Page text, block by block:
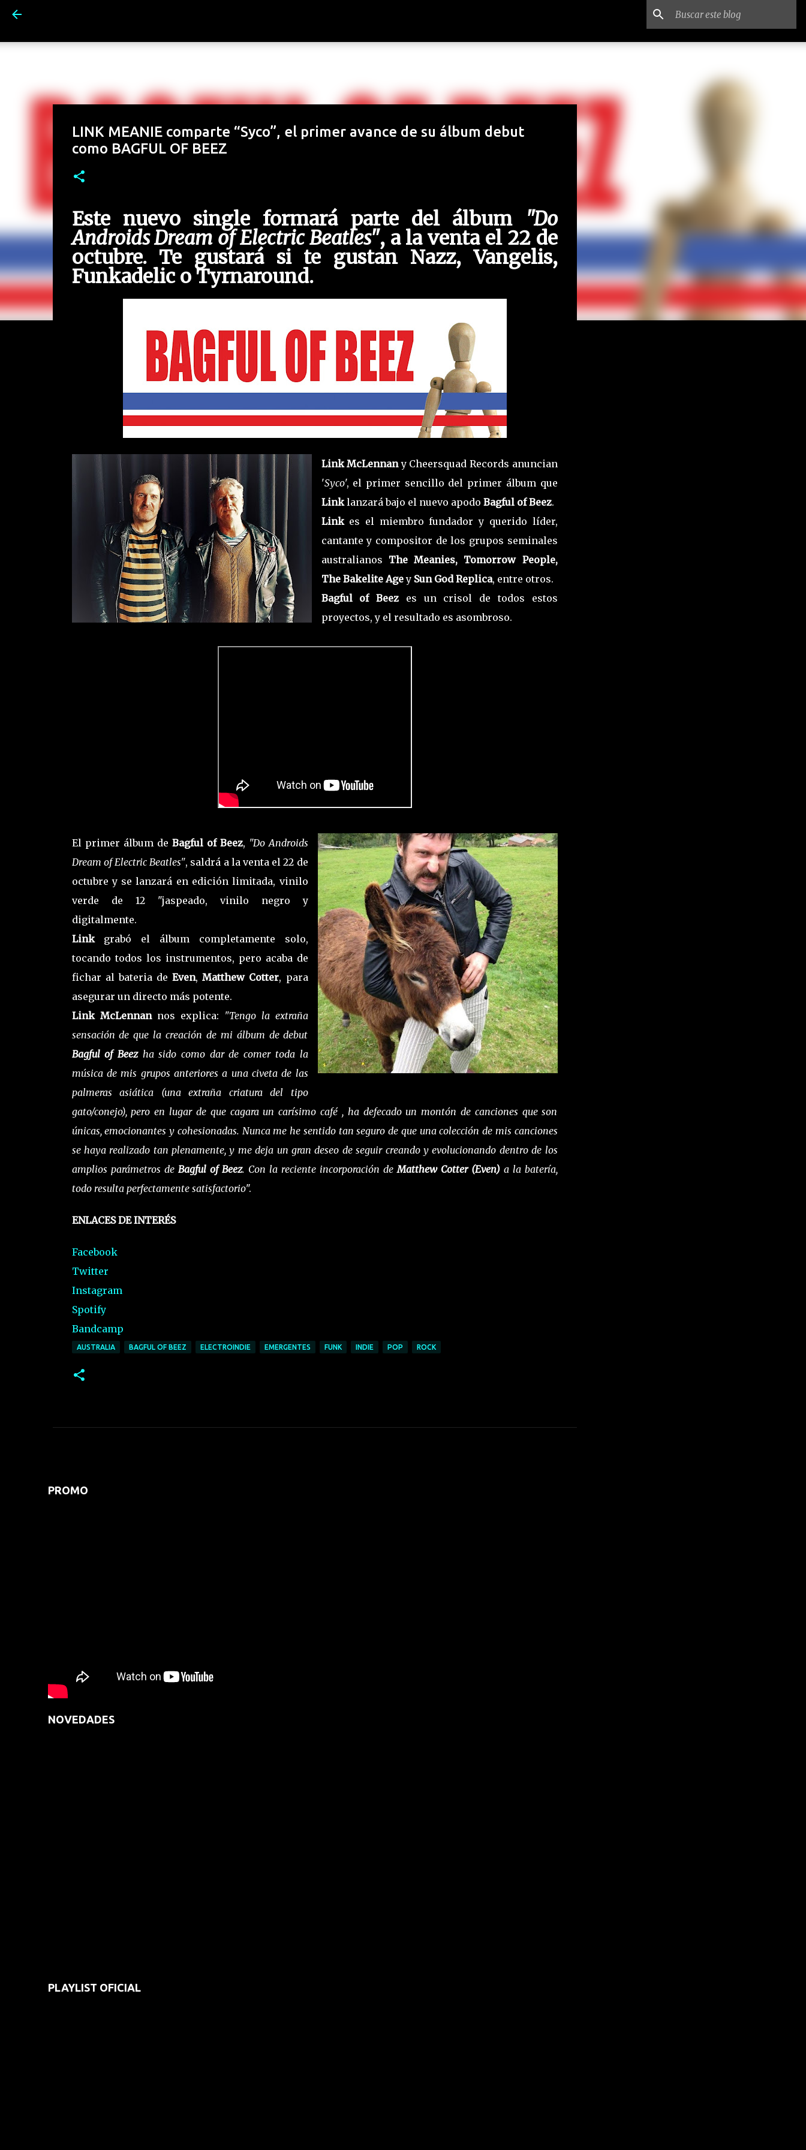
LINK MEANIE comparte “Syco”, el primer avance de su álbum debut
como BAGFUL OF BEEZ
Este nuevo single formará parte del álbum
"Do
Androids Dream of Electric Beatles", a la venta el 22 de
octubre. Te gustará si te gustan Nazz, Vangelis,
Funkadelic o Tyrnaround.
Link McLennany Cheersquad Records anuncian
'Syco', el primer sencillo del primer álbum que
Linklanzará bajo el nuevo apodo Bagful of Beez.
Link es el miembro fundador y querido líder,
cantante y compositor de los grupos seminales
australianos The Meanies, Tomorrow People,
The Bakelite Agey Sun God Replica, entre otros.
Bagful of Beez es un crisol de todos estos
proyectos, y el resultado es asombroso.
El primer álbum de Bagful of Beez, "Do Androids
Dream of Electric Beatles", saldrá a la venta el 22 de
octubre y se lanzará en edición limitada, vinilo
verde de 12 "jaspeado, vinilo negro y
digitalmente.
Link grabó el álbum completamente solo,
tocando todos los instrumentos, pero acaba de
fichar al bateria deEven,Matthew Cotter, para
asegurar un directo más potente.
Link McLennannos explica: "Tengo la extraña
sensación de que la creación de mi álbum de debut
Bagful of Beezha sido como dar de comer toda la
música de mis grupos anteriores a una civeta de las
palmeras asiática (una extraña criatura del tipo
gato/conejo), pero en lugar de que cagara un carísimo café , ha defecado un montón de canciones que son
únicas, emocionantes y cohesionadas. Nunca me he sentido tan seguro de que una colección de mis canciones
se haya realizado tan plenamente, y me deja un gran deseo de seguir creando y evolucionando dentro de los
amplios parámetros de Bagful of Beez. Con la reciente incorporación deMatthew Cotter (Even)a la batería,
todo resulta perfectamente satisfactorio".
ENLACES DE INTERÉS
Facebook
Twitter
Instagram
Spotify
Bandcamp
AUSTRALIA BAGFUL OF BEEZ ELECTROINDIE EMERGENTES FUNK INDIE POP ROCK
PROMO
NOVEDADES
PLAYLIST OFICIAL